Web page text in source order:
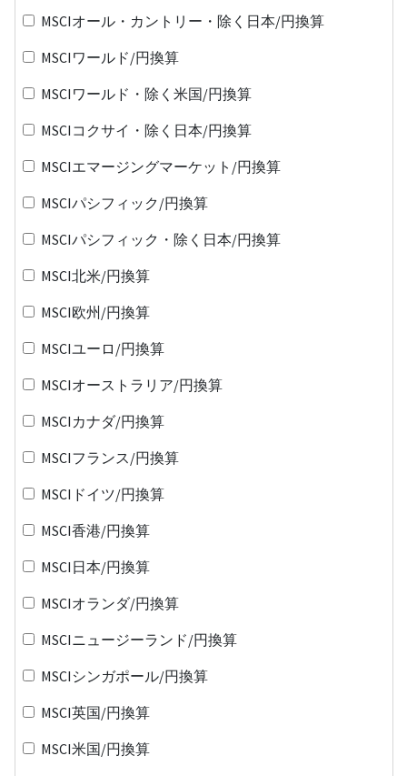
MSCIオール・カントリー・除く日本/円換算
MSCIワールド/円換算
MSCIワールド・除く米国/円換算
MSCIコクサイ・除く日本/円換算
MSCIエマージングマーケット/円換算
MSCIパシフィック/円換算
MSCIパシフィック・除く日本/円換算
MSCI北米/円換算
MSCI欧州/円換算
MSCIユーロ/円換算
MSCIオーストラリア/円換算
MSCIカナダ/円換算
MSCIフランス/円換算
MSCIドイツ/円換算
MSCI香港/円換算
MSCI日本/円換算
MSCIオランダ/円換算
MSCIニュージーランド/円換算
MSCIシンガポール/円換算
MSCI英国/円換算
MSCI米国/円換算